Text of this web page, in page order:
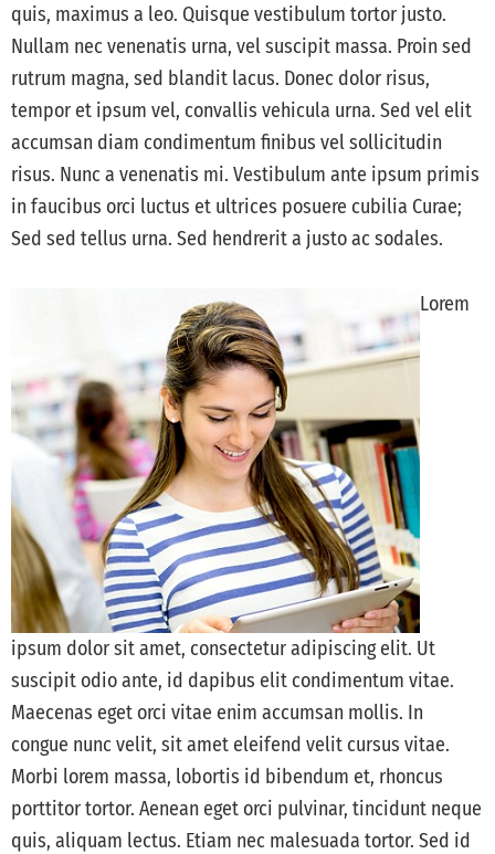
quis, maximus a leo. Quisque vestibulum tortor justo.
Nullam nec venenatis urna, vel suscipit massa. Proin sed
rutrum magna, sed blandit lacus. Donec dolor risus,
tempor et ipsum vel, convallis vehicula urna. Sed vel elit
accumsan diam condimentum finibus vel sollicitudin
risus. Nunc a venenatis mi. Vestibulum ante ipsum primis
in faucibus orci luctus et ultrices posuere cubilia Curae;
Sed sed tellus urna. Sed hendrerit a justo ac sodales.
Lorem
ipsum dolor sit amet, consectetur adipiscing elit. Ut
suscipit odio ante, id dapibus elit condimentum vitae.
Maecenas eget orci vitae enim accumsan mollis. In
congue nunc velit, sit amet eleifend velit cursus vitae.
Morbi lorem massa, lobortis id bibendum et, rhoncus
porttitor tortor. Aenean eget orci pulvinar, tincidunt neque
quis, aliquam lectus. Etiam nec malesuada tortor. Sed id